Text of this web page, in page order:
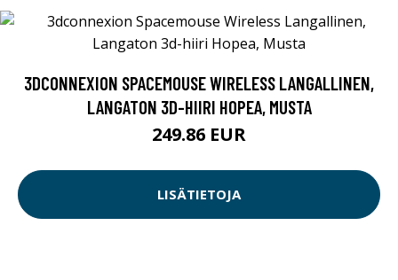
3DCONNEXION SPACEMOUSE WIRELESS LANGALLINEN,
LANGATON 3D-HIIRI HOPEA, MUSTA
249.86 EUR
LISÄTIETOJA